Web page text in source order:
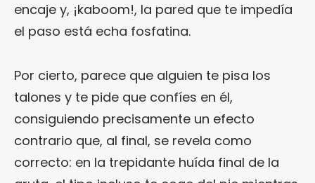
encaje y, ¡kaboom!, la pared que te impedía
el paso está echa fosfatina.
Por cierto, parece que alguien te pisa los
talones y te pide que confíes en él,
consiguiendo precisamente un efecto
contrario que, al final, se revela como
correcto: en la trepidante huída final de la